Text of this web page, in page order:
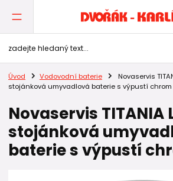
Úvod Vodovodní baterie
Novaservis
stojánková umyvadlová baterie s výpustí chrom
Novaservis TITANIA
stojánková
baterie s výpustí